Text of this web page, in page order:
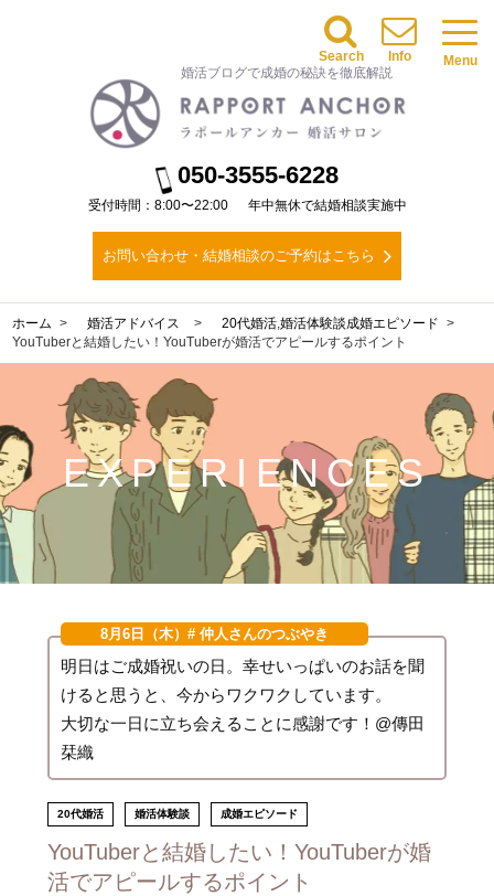
婚活ブログで成婚の秘訣を徹底解説
050-3555-6228
受付時間：8:00〜22:00 年中無休で結婚相談実施中
お問い合わせ・結婚相談のご予約はこちら
Menu
Info
Search
ホーム 婚活アドバイス 20代婚活,婚活体験談成婚エピソード
YouTuberと結婚したい！YouTuberが婚活でアピールするポイント
EXPERIENCES
8月6日（木）# 仲人さんのつぶやき
明日はご成婚祝いの日。幸せいっぱいのお話を聞
けると思うと、今からワクワクしています。
大切な一日に立ち会えることに感謝です！@傳田
栞織
20代婚活 婚活体験談 成婚エピソード
YouTuberと結婚したい！YouTuberが婚
活でアピールするポイント